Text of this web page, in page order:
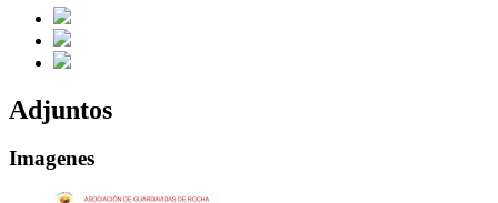
Adjuntos
Imagenes